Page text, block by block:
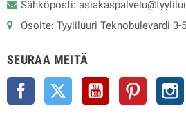
Sähköposti:
Osoite: Tyyliluuri Teknobulevardi 3-
SEURAA MEITÄ
Facebook Twitter YouTube Pinterest